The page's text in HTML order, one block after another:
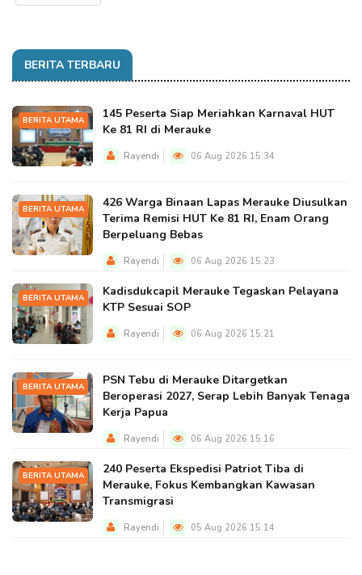
BERITA TERBARU
BERITA UTAMA
145 Peserta Siap Meriahkan Karnaval HUT
Ke 81 RI di Merauke
Rayendi 06 Aug 2026 15:34
BERITA UTAMA
426 Warga Binaan Lapas Merauke Diusulkan
Terima Remisi HUT Ke 81 RI, Enam Orang
Berpeluang Bebas
Rayendi 06 Aug 2026 15:23
BERITA UTAMA
Kadisdukcapil Merauke Tegaskan Pelayana
KTP Sesuai SOP
Rayendi 06 Aug 2026 15:21
BERITA UTAMA
PSN Tebu di Merauke Ditargetkan
Beroperasi 2027, Serap Lebih Banyak Tenaga
Kerja Papua
Rayendi 06 Aug 2026 15:16
BERITA UTAMA
240 Peserta Ekspedisi Patriot Tiba di
Merauke, Fokus Kembangkan Kawasan
Transmigrasi
Rayendi 05 Aug 2026 15:14